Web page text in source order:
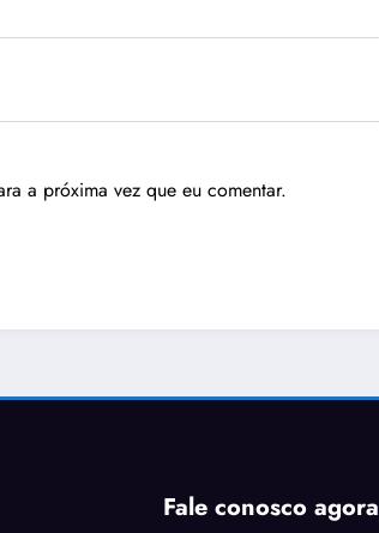
a próxima vez que eu comentar.
Fale conosco agora